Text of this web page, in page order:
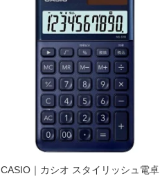
CASIO｜カシオ スタイリッシュ電卓